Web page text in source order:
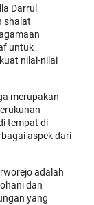
Darrul
shalat
untuk
nilai-nilai
merupakan
tempat di
aspek dari
adalah
dan
yang